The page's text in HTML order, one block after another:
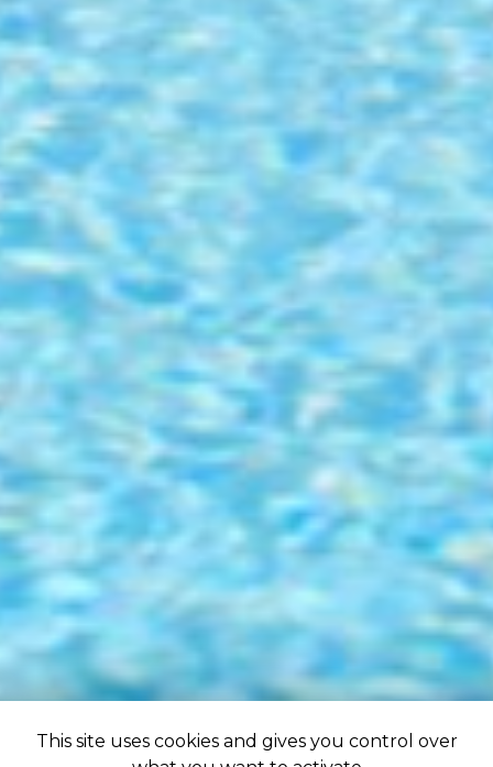
This site uses cookies and gives you control over